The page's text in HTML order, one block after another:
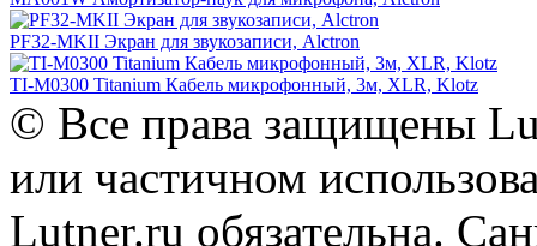
PF32-MKII Экран для звукозаписи, Alctron
TI-M0300 Titanium Кабель микрофонный, 3м, XLR, Klotz
© Все права защищены
или частичном
Lutner.ru обязательна.